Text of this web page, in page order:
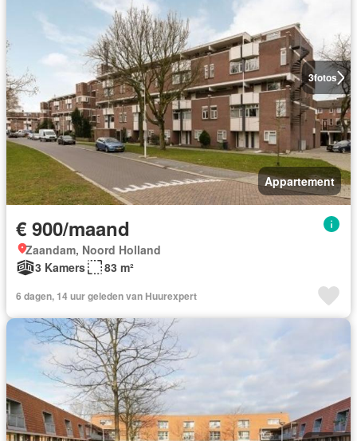
3fotos
Appartement
€ 900/maand
Zaandam, Noord Holland
3 Kamers
83 m²
6 dagen, 14 uur geleden van Huurexpert